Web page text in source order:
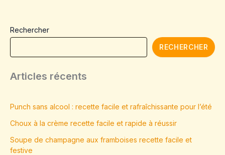
Rechercher
RECHERCHER
Articles récents
Punch sans alcool : recette facile et rafraîchissante pour l’été
Choux à la crème recette facile et rapide à réussir
Soupe de champagne aux framboises recette facile et
festive